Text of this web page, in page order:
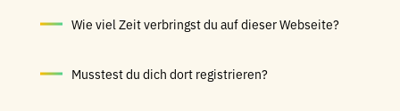
Wie viel Zeit verbringst du auf dieser Webseite?
Musstest du dich dort registrieren?